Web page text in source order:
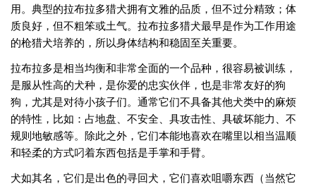
用。典型的拉布拉多猎犬拥有文雅的品质，但不过分精致；体
质良好，但不粗笨或土气。拉布拉多猎犬最早是作为工作用途
的枪猎犬培养的，所以身体结构和稳固至关重要。
拉布拉多是相当均衡和非常全面的一个品种，很容易被训练，
是服从性高的犬种，是你爱的忠实伙伴，也是非常友好的狗
狗，尤其是对待小孩子们。通常它们不具备其他犬类中的麻烦
的特性，比如：占地盘、不安全、具攻击性、具破坏能力、不
规则地敏感等。除此之外，它们本能地喜欢在嘴里以相当温顺
和轻柔的方式叼着东西包括是手掌和手臂。
犬如其名，它们是出色的寻回犬，它们喜欢咀嚼东西（当然它